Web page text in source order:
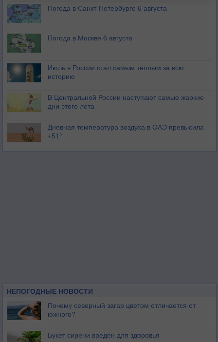
Погода в Санкт-Петербурге 6 августа
Погода в Москве 6 августа
Июль в России стал самым тёплым за всю
историю
В Центральной России наступают самые жаркие
дни этого лета
Дневная температура воздуха в ОАЭ превысила
+51°
НЕПОГОДНЫЕ НОВОСТИ
Почему северный загар цветом отличается от
южного?
Букет сирени вреден для здоровья